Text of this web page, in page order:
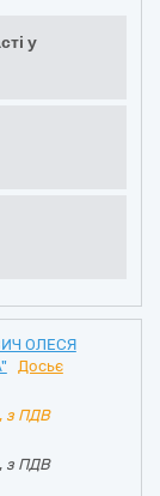
у
ОЛЕСЯ
Досьє
з ПДВ
з ПДВ